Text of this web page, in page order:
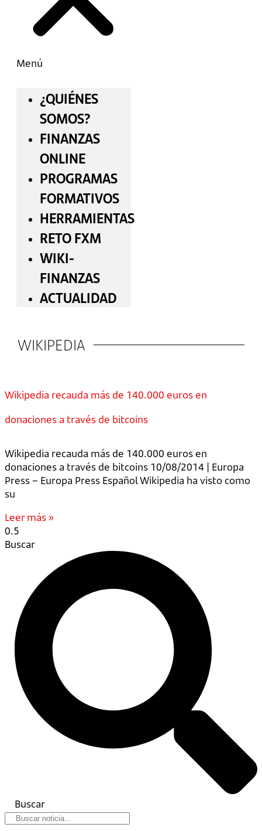
Menú
¿QUIÉNES
SOMOS?
FINANZAS
ONLINE
PROGRAMAS
FORMATIVOS
HERRAMIENTAS
RETO FXM
WIKI-
FINANZAS
ACTUALIDAD
WIKIPEDIA
Wikipedia recauda más de 140.000 euros en
donaciones a través de bitcoins
Wikipedia recauda más de 140.000 euros en
donaciones a través de bitcoins 10/08/2014 | Europa
Press – Europa Press Español Wikipedia ha visto como
su
Leer más »
Buscar
Buscar